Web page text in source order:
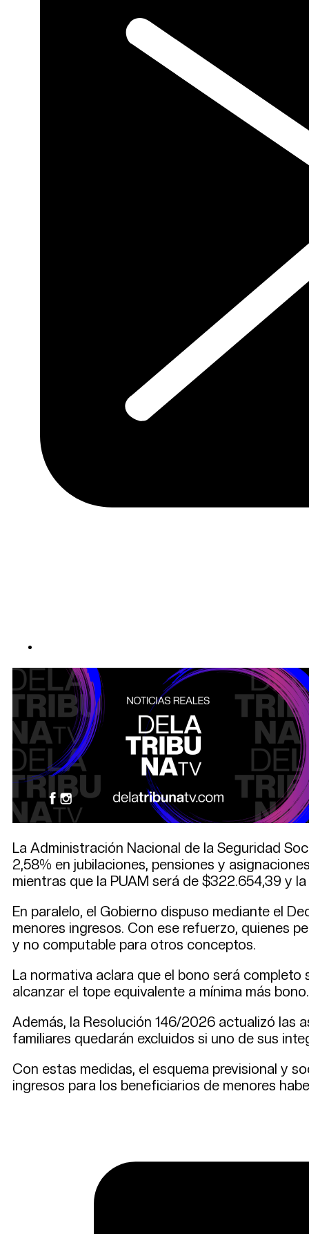
La Administración Nacional de la Seguridad
2,58% en jubilaciones, pensiones y
mientras que la PUAM será de $322.654,39 y la
En paralelo, el Gobierno dispuso mediante el
menores ingresos. Con ese refuerzo, quienes
y no computable para otros conceptos.
La normativa aclara que el bono será
alcanzar el tope equivalente a mínima más
Además, la Resolución 146/2026 actualizó las
familiares quedarán excluidos si uno de sus
Con estas medidas, el esquema previsional y
ingresos para los beneficiarios de menores